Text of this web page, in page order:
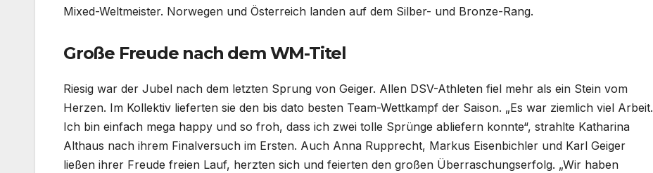
Mixed-Weltmeister. Norwegen und Österreich landen auf dem Silber- und Bronze-Rang.
Große Freude nach dem WM-Titel
Riesig war der Jubel nach dem letzten Sprung von Geiger. Allen DSV-Athleten fiel mehr als ein Stein vom
Herzen. Im Kollektiv lieferten sie den bis dato besten Team-Wettkampf der Saison. „Es war ziemlich viel Arbeit.
Ich bin einfach mega happy und so froh, dass ich zwei tolle Sprünge abliefern konnte“, strahlte Katharina
Althaus nach ihrem Finalversuch im Ersten. Auch Anna Rupprecht, Markus Eisenbichler und Karl Geiger
ließen ihrer Freude freien Lauf, herzten sich und feierten den großen Überraschungserfolg. „Wir haben